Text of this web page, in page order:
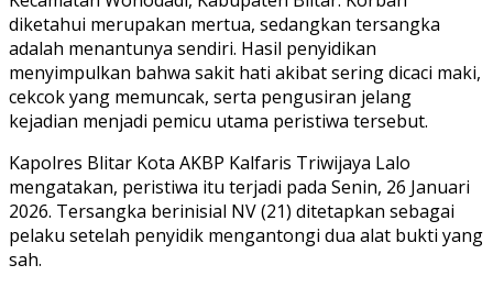
diketahui merupakan mertua, sedangkan tersangka
adalah menantunya sendiri. Hasil penyidikan
menyimpulkan bahwa sakit hati akibat sering dicaci maki,
cekcok yang memuncak, serta pengusiran jelang
kejadian menjadi pemicu utama peristiwa tersebut.
Kapolres Blitar Kota AKBP Kalfaris Triwijaya Lalo
mengatakan, peristiwa itu terjadi pada Senin, 26 Januari
2026. Tersangka berinisial NV (21) ditetapkan sebagai
pelaku setelah penyidik mengantongi dua alat bukti yang
sah.